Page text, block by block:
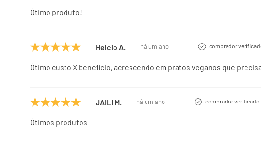
Ótimo produto!
Helcio A. há um ano comprador
Ótimo custo X benefício, acrescendo em pratos veganos que
JAILI M. há um ano comprador verificado
Ótimos produtos